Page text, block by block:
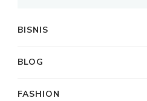
BISNIS
BLOG
FASHION